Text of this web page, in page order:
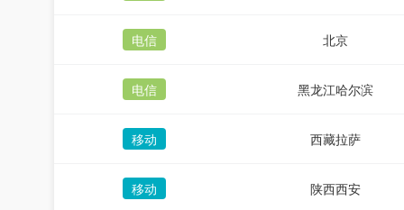
电信 北京
电信 黑龙江哈尔滨
移动 西藏拉萨
移动 陕西西安